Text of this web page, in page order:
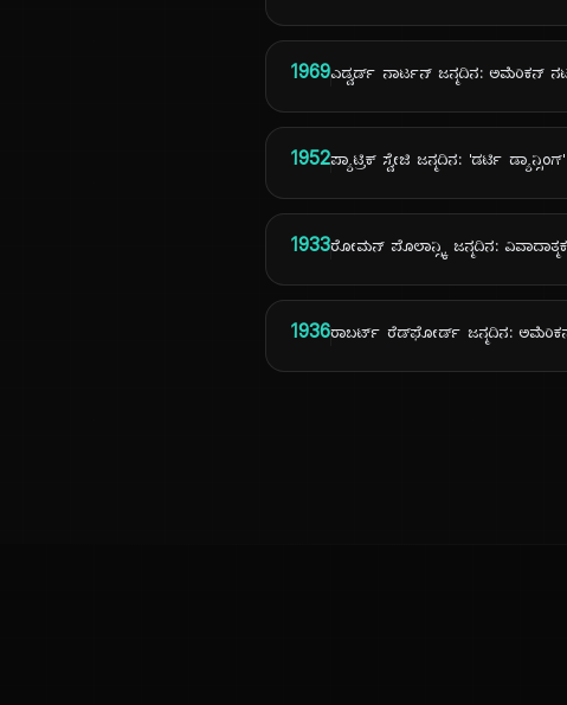
1969ಎಡ್ವರ್ಡ್ ನಾರ್ಟನ್ ಜನ್ಮದಿನ: ಅಮೆರಿಕನ್
1952ಪ್ಯಾಟ್ರಿಕ್ ಸ್ವೇಜಿ ಜನ್ಮದಿನ: 'ಡರ್ಟಿ
1933ರೋಮನ್ ಪೊಲಾನ್ಸ್ಕಿ ಜನ್ಮದಿನ:
1936ರಾಬರ್ಟ್ ರೆಡ್‌ಫೋರ್ಡ್ ಜನ್ಮದಿನ: ಅಮೆರಿಕನ್